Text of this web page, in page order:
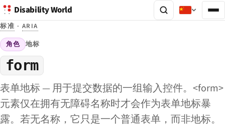
Disability World
标准 · ARIA
角色 地标
form
表单地标 — 用于提交数据的一组输入控件。<form>
元素仅在拥有无障碍名称时才会作为表单地标暴
露。若无名称，它只是一个普通表单，而非地标。